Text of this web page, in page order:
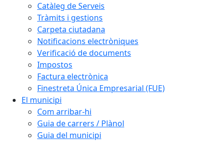
Catàleg de Serveis
Tràmits i gestions
Carpeta ciutadana
Notificacions electròniques
Verificació de documents
Impostos
Factura electrònica
Finestreta Única Empresarial (FUE)
El municipi
Com arribar-hi
Guia de carrers / Plànol
Guia del municipi